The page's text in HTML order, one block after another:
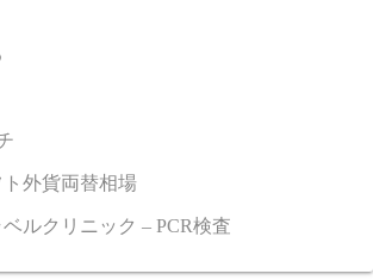
外貨両替相場
ベルクリニック – PCR検査